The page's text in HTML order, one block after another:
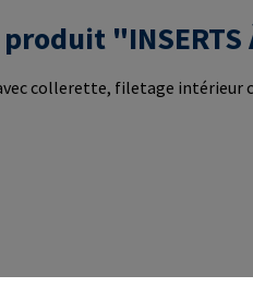
"INSERTS
collerette, filetage